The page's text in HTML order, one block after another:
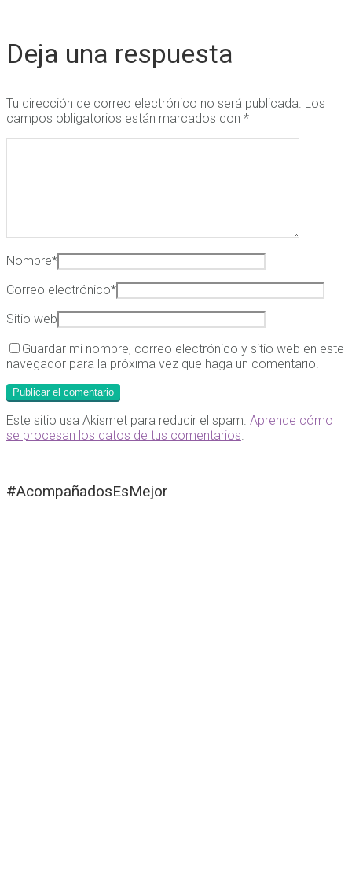
Deja una respuesta
Tu dirección de correo electrónico no será publicada. Los
campos obligatorios están marcados con *
Nombre*
Correo electrónico*
Sitio web
Guardar mi nombre, correo electrónico y sitio web en este
navegador para la próxima vez que haga un comentario.
Este sitio usa Akismet para reducir el spam. Aprende cómo
se procesan los datos de tus comentarios
#AcompañadosEsMejor